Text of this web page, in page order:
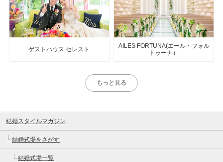
ゲストハウス セレスト
AILES FORTUNA(エール・フォル
トゥーナ）
もっと見る
結婚スタイルマガジン
結婚式場をさがす
結婚式場一覧